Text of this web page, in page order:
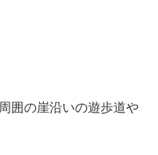
囲の崖沿いの遊歩道や